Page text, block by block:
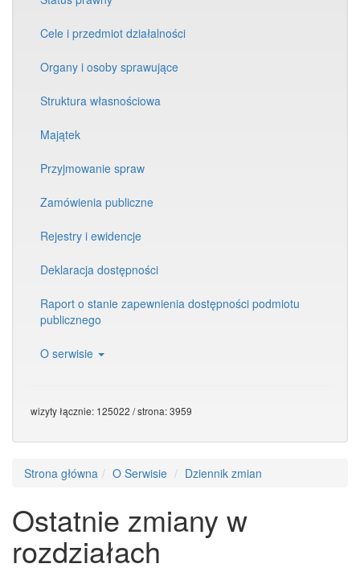
Cele i przedmiot działalności
Organy i osoby sprawujące
Struktura własnościowa
Majątek
Przyjmowanie spraw
Zamówienia publiczne
Rejestry i ewidencje
Deklaracja dostępności
Raport o stanie zapewnienia dostępności podmiotu
publicznego
O serwisie
wizyty łącznie: 125022 / strona: 3959
Strona główna O Serwisie Dziennik zmian
Ostatnie zmiany w
rozdziałach